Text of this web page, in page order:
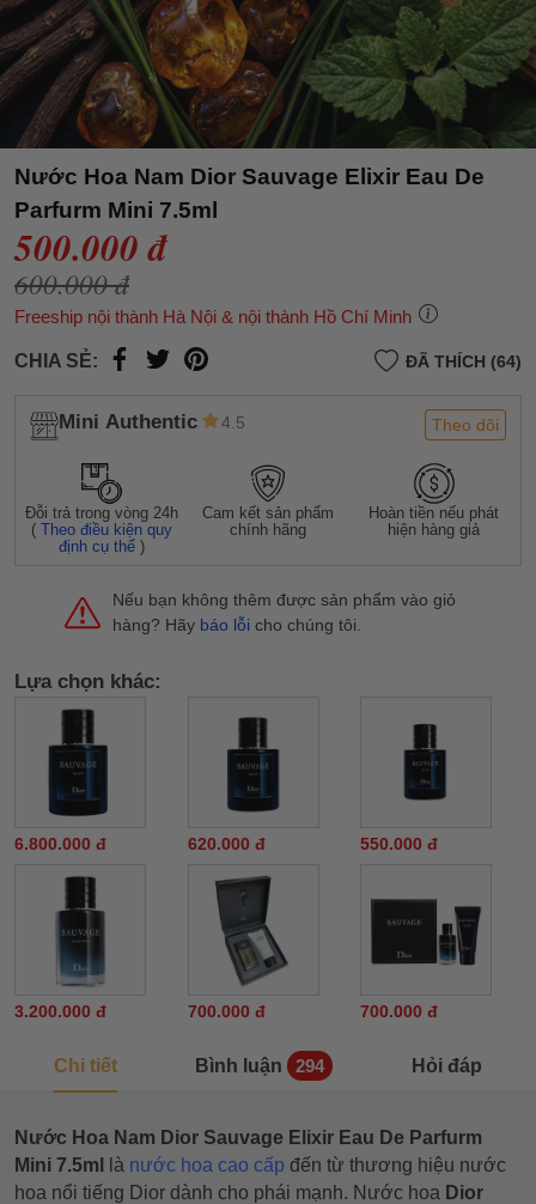
Nước Hoa Nam Dior Sauvage Elixir Eau De
Parfurm Mini 7.5ml
500.000 đ
600.000 đ
Freeship nội thành Hà Nội & nội thành Hồ Chí Minh
CHIA SẺ: ĐÃ THÍCH (64)
Mini Authentic 4.5 Theo dõi
Đỗi trả trong vòng 24h
(Theo điều kiện quy
định cụ thể )
Cam kết sản phẩm
chính hãng
Hoàn tiền nếu phát
hiện hàng giả
Nếu bạn không thêm được sản phẩm vào giỏ
hàng? Hãy báo lỗi cho chúng tôi.
Lựa chọn khác:
6.800.000 đ 620.000 đ 550.000 đ
3.200.000 đ 700.000 đ 700.000 đ
Chi tiết Bình luận 294 Hỏi đáp
Nước Hoa Nam Dior Sauvage Elixir Eau De Parfurm
Mini 7.5ml
là nước hoa cao cấp đến từ thương hiệu nước
hoa nổi tiếng Dior dành cho phái mạnh. Nước hoa Dior